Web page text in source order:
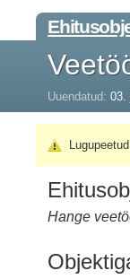
Uuendatud: 03.
Hange